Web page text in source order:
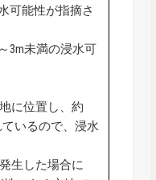
可能性が指摘さ
3m未満の浸水可
に位置し、約
いるので、浸水
生した場合に